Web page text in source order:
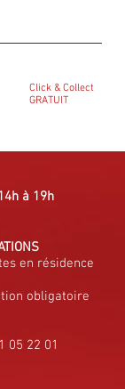
Click & Collect
GRATUIT
à 19h
en résidence
obligatoire
05 22 01